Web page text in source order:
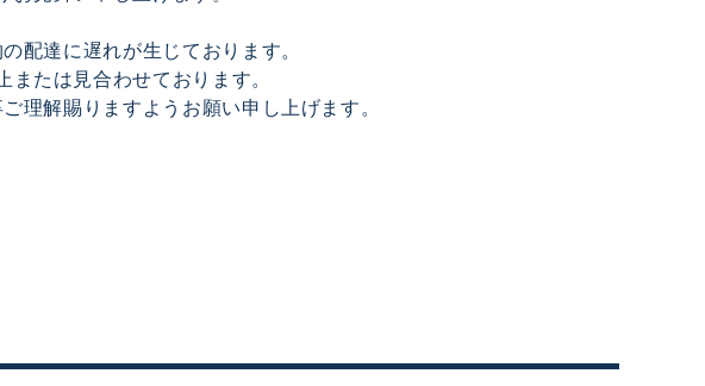
配達に遅れが生じております。
たは見合わせております。
理解賜りますようお願い申し上げます。